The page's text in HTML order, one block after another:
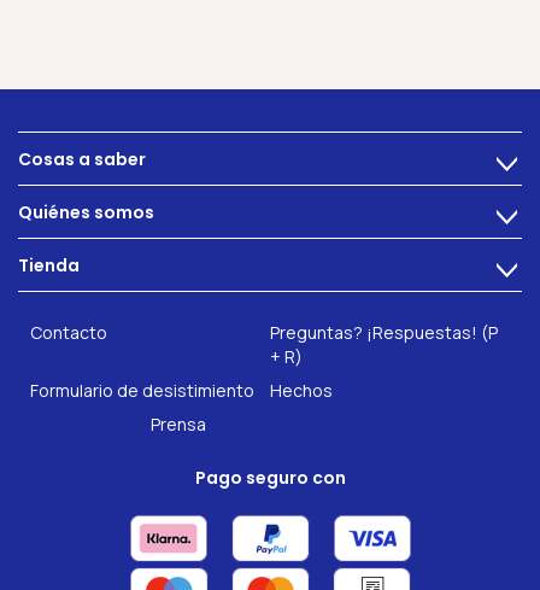
Cosas a saber >
Alimentacion
Salud intestinal
Quiénes somos >
Tecnología
Tienda >
INTEST.pro
Nuestros complementos alimenticios
Contacto
Preguntas? ¡Respuestas! (P
+ R)
Formulario de desistimiento
Hechos
Prensa
Pago seguro con